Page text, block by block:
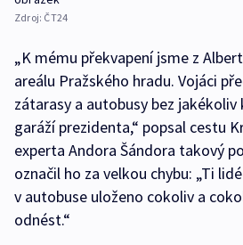
Zdroj: ČT24
„K mému překvapení jsme z
areálu Pražského hradu. Vojáci
zátarasy a autobusy bez
garáží prezidenta,“ popsal cestu
experta Andora Šándora takový
označil ho za velkou chybu: „Ti
v autobuse uloženo cokoliv a
odnést.“